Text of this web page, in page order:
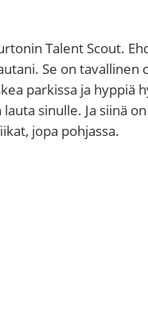
Talent Scout.
Se on tavallinen
parkissa ja hyppiä
sinulle. Ja siinä
jopa pohjassa.